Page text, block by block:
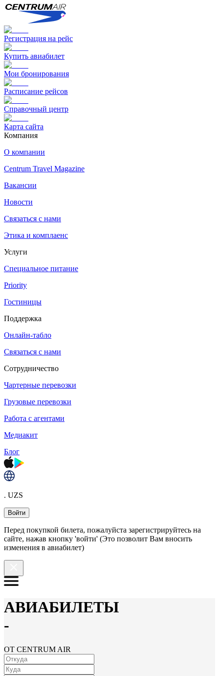
Регистрация на рейс
Купить авиабилет
Мои бронирования
Расписание рейсов
Справочный центр
Карта сайта
Компания
О компании
Centrum Travel Magazine
Вакансии
Новости
Связаться с нами
Этика и комплаенс
Услуги
Специальное питание
Priority
Гостиницы
Поддержка
Онлайн-табло
Связаться с нами
Сотрудничество
Чартерные перевозки
Грузовые перевозки
Работа с агентами
Медиакит
Блог
. UZS
Войти
Перед покупкой билета, пожалуйста зарегистрируйтесь на
сайте, нажав кнопку 'войти' (Это позволит Вам вносить
изменения в авиабилет)
АВИАБИЛЕТЫ
-
ОТ CENTRUM AIR